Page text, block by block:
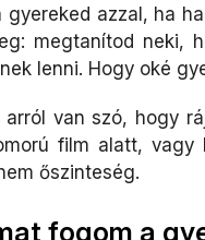
gyereked azzal, ha
megtanítod neki,
lenni. Hogy oké
arról van szó, hogy
film alatt, vagy
őszinteség.
fogom a